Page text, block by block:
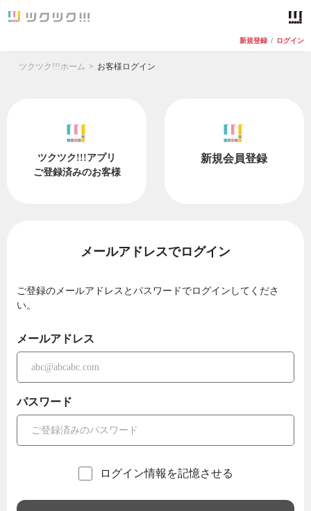
新規登録 / ログイン
ツクツク!!!ホーム お客様ログイン
ツクツク!!!アプリ
ご登録済みのお客様
新規会員登録
メールアドレスでログイン
ご登録のメールアドレスとパスワードでログインしてくださ
い。
メールアドレス
パスワード
ログイン情報を記憶させる